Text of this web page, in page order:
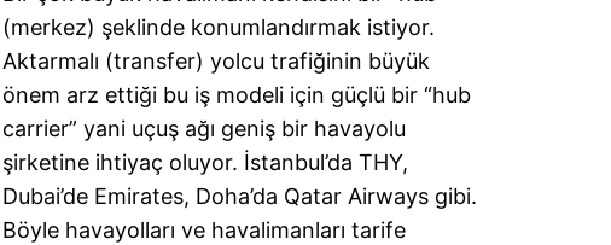
(merkez) şeklinde konumlandırmak istiyor.
Aktarmalı (transfer) yolcu trafiğinin büyük
önem arz ettiği bu iş modeli için güçlü bir “hub
carrier” yani uçuş ağı geniş bir havayolu
şirketine ihtiyaç oluyor. İstanbul’da THY,
Dubai’de Emirates, Doha’da Qatar Airways gibi.
Böyle havayolları ve havalimanları tarife